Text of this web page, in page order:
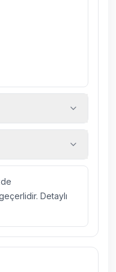
ilaçlama
çevrede
ihtimali
Detaylı